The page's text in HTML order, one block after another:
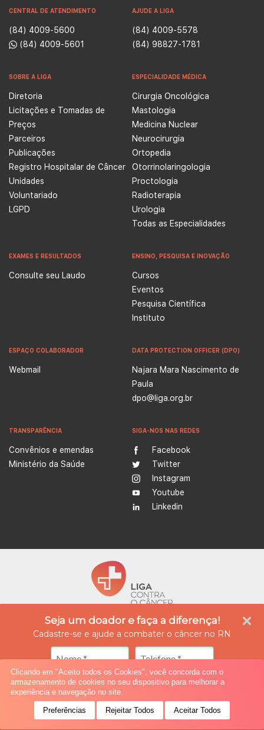
Seja um doador e faça a diferença!
Cadastre-se e ajude a combater o câncer no RN
Seja um Doador!
CENTRAL DE ATENDIMENTO
(84) 4009-5600
(84) 4009-5601
AJUDE A LIGA
(84) 4009-5578
(84) 98827-1781
SOBRE A LIGA
Diretoria
Licitações e Tomadas de
Preços
Parceiros
Publicações
Registro Hospitalar de Câncer
Unidades
Voluntariado
LGPD
ESPECIALIDADE MÉDICA
Cirurgia Oncológica
Mastologia
Medicina Nuclear
Neurocirurgia
Ortopedia
Otorrinolaringologia
Proctologia
Radioterapia
Urologia
Todas as Especialidades
EXAMES E RESULTADOS
Consulte seu Laudo
ENSINO, PESQUISA E INOVAÇÃO
Cursos
Eventos
Pesquisa Científica
Instituto
ESPAÇO COLABORADOR
Webmail
DATA PROTECTION OFFICER (DPO)
Najara Mara Nascimento de
Paula
dpo@liga.org.br
TRANSPARÊNCIA
Convênios e emendas
Ministério da Saúde
SIGA-NOS NAS REDES
Facebook
Twitter
Instagram
Youtube
Linkedin
A Liga Contra o Câncer é uma instituição empenhada no tratamento e prevenção do
câncer, além de ser referência na produção de conhecimento, ensino e formação
profissional na área da oncologia. Atualmente possui quatro unidades integradas, nas
cidades de Natal e Caicó (Rio Grande do Norte), oferecendo assistência médica,
diagnóstico e tratamento especializado, reabilitação e cuidados paliativos.
© 2019 All rights reserved.
Clicando em "Aceito todos os Cookies", você concorda com o
armazenamento de cookies no seu dispositivo para melhorar a
experiência e navegação no site.
Preferências Rejeitar Todos Aceitar Todos